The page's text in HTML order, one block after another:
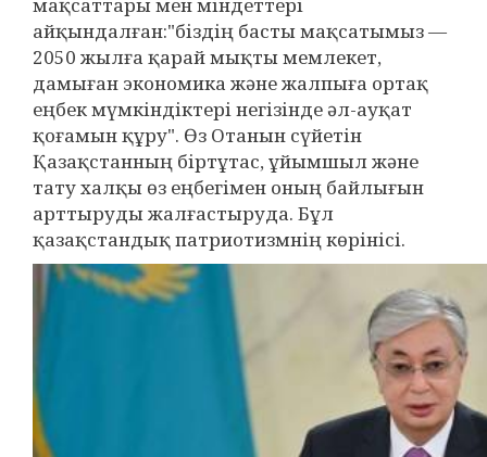
айқындалған:"біздің басты мақсатымыз —
2050 жылға қарай мықты мемлекет,
дамыған экономика және жалпыға ортақ
еңбек мүмкіндіктері негізінде әл-ауқат
қоғамын құру". Өз Отанын сүйетін
Қазақстанның біртұтас, ұйымшыл және
тату халқы өз еңбегімен оның байлығын
арттыруды жалғастыруда. Бұл
қазақстандық патриотизмнің көрінісі.